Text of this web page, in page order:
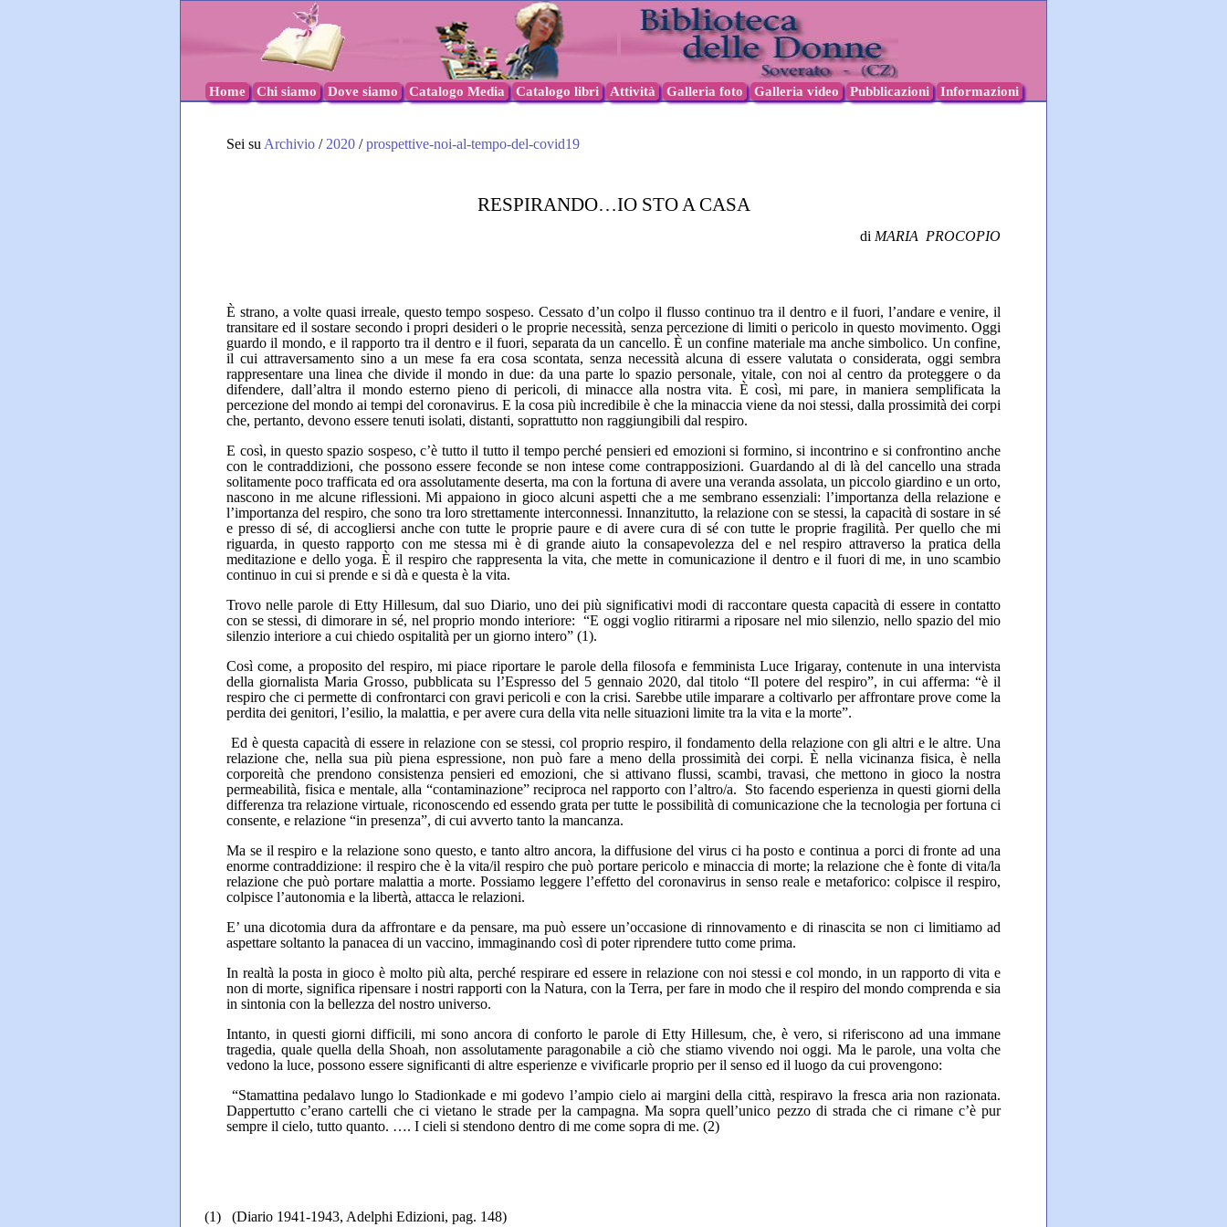
Home Chi siamo Dove siamo Catalogo Media Catalogo libri Attività Galleria foto Galleria video Pubblicazioni Informazioni
Sei su Archivio / 2020 /prospettive-noi-al-tempo-del-covid19
RESPIRANDO…IO STO A CASA
di MARIA PROCOPIO
È strano, a volte quasi irreale, questo tempo sospeso. Cessato d’un colpo il flusso continuo tra il dentro e il fuori, l’andare e venire, il
transitare ed il sostare secondo i propri desideri o le proprie necessità, senza percezione di limiti o pericolo in questo movimento. Oggi
guardo il mondo, e il rapporto tra il dentro e il fuori, separata da un cancello. È un confine materiale ma anche simbolico. Un confine,
il cui attraversamento sino a un mese fa era cosa scontata, senza necessità alcuna di essere valutata o considerata, oggi sembra
rappresentare una linea che divide il mondo in due: da una parte lo spazio personale, vitale, con noi al centro da proteggere o da
difendere, dall’altra il mondo esterno pieno di pericoli, di minacce alla nostra vita. È così, mi pare, in maniera semplificata la
percezione del mondo ai tempi del coronavirus. E la cosa più incredibile è che la minaccia viene da noi stessi, dalla prossimità dei corpi
che, pertanto, devono essere tenuti isolati, distanti, soprattutto non raggiungibili dal respiro.
E così, in questo spazio sospeso, c’è tutto il tutto il tempo perché pensieri ed emozioni si formino, si incontrino e si confrontino anche
con le contraddizioni, che possono essere feconde se non intese come contrapposizioni. Guardando al di là del cancello una strada
solitamente poco trafficata ed ora assolutamente deserta, ma con la fortuna di avere una veranda assolata, un piccolo giardino e un orto,
nascono in me alcune riflessioni. Mi appaiono in gioco alcuni aspetti che a me sembrano essenziali: l’importanza della relazione e
l’importanza del respiro, che sono tra loro strettamente interconnessi. Innanzitutto, la relazione con se stessi, la capacità di sostare in sé
e presso di sé, di accogliersi anche con tutte le proprie paure e di avere cura di sé con tutte le proprie fragilità. Per quello che mi
riguarda, in questo rapporto con me stessa mi è di grande aiuto la consapevolezza del e nel respiro attraverso la pratica della
meditazione e dello yoga. È il respiro che rappresenta la vita, che mette in comunicazione il dentro e il fuori di me, in uno scambio
continuo in cui si prende e si dà e questa è la vita.
Trovo nelle parole di Etty Hillesum, dal suo Diario, uno dei più significativi modi di raccontare questa capacità di essere in contatto
con se stessi, di dimorare in sé, nel proprio mondo interiore: “E oggi voglio ritirarmi a riposare nel mio silenzio, nello spazio del mio
silenzio interiore a cui chiedo ospitalità per un giorno intero” (1).
Così come, a proposito del respiro, mi piace riportare le parole della filosofa e femminista Luce Irigaray, contenute in una intervista
della giornalista Maria Grosso, pubblicata su l’Espresso del 5 gennaio 2020, dal titolo “Il potere del respiro”, in cui afferma: “è il
respiro che ci permette di confrontarci con gravi pericoli e con la crisi. Sarebbe utile imparare a coltivarlo per affrontare prove come la
perdita dei genitori, l’esilio, la malattia, e per avere cura della vita nelle situazioni limite tra la vita e la morte”.
Ed è questa capacità di essere in relazione con se stessi, col proprio respiro, il fondamento della relazione con gli altri e le altre. Una
relazione che, nella sua più piena espressione, non può fare a meno della prossimità dei corpi. È nella vicinanza fisica, è nella
corporeità che prendono consistenza pensieri ed emozioni, che si attivano flussi, scambi, travasi, che mettono in gioco la nostra
permeabilità, fisica e mentale, alla “contaminazione” reciproca nel rapporto con l’altro/a. Sto facendo esperienza in questi giorni della
differenza tra relazione virtuale, riconoscendo ed essendo grata per tutte le possibilità di comunicazione che la tecnologia per fortuna ci
consente, e relazione “in presenza”, di cui avverto tanto la mancanza.
Ma se il respiro e la relazione sono questo, e tanto altro ancora, la diffusione del virus ci ha posto e continua a porci di fronte ad una
enorme contraddizione: il respiro che è la vita/il respiro che può portare pericolo e minaccia di morte; la relazione che è fonte di vita/la
relazione che può portare malattia a morte. Possiamo leggere l’effetto del coronavirus in senso reale e metaforico: colpisce il respiro,
colpisce l’autonomia e la libertà, attacca le relazioni.
E’ una dicotomia dura da affrontare e da pensare, ma può essere un’occasione di rinnovamento e di rinascita se non ci limitiamo ad
aspettare soltanto la panacea di un vaccino, immaginando così di poter riprendere tutto come prima.
In realtà la posta in gioco è molto più alta, perché respirare ed essere in relazione con noi stessi e col mondo, in un rapporto di vita e
non di morte, significa ripensare i nostri rapporti con la Natura, con la Terra, per fare in modo che il respiro del mondo comprenda e sia
in sintonia con la bellezza del nostro universo.
Intanto, in questi giorni difficili, mi sono ancora di conforto le parole di Etty Hillesum, che, è vero, si riferiscono ad una immane
tragedia, quale quella della Shoah, non assolutamente paragonabile a ciò che stiamo vivendo noi oggi. Ma le parole, una volta che
vedono la luce, possono essere significanti di altre esperienze e vivificarle proprio per il senso ed il luogo da cui provengono:
“Stamattina pedalavo lungo lo Stadionkade e mi godevo l’ampio cielo ai margini della città, respiravo la fresca aria non razionata.
Dappertutto c’erano cartelli che ci vietano le strade per la campagna. Ma sopra quell’unico pezzo di strada che ci rimane c’è pur
sempre il cielo, tutto quanto. …. I cieli si stendono dentro di me come sopra di me. (2)
(1) (Diario 1941-1943, Adelphi Edizioni, pag. 148)